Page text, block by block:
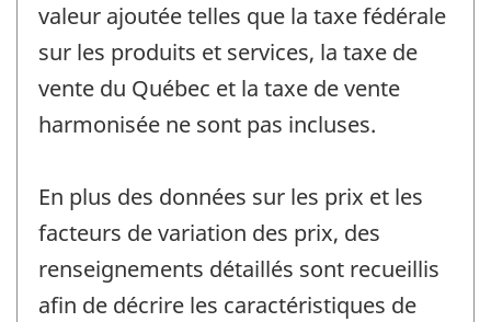
valeur ajoutée telles que la taxe fédérale
sur les produits et services, la taxe de
vente du Québec et la taxe de vente
harmonisée ne sont pas incluses.
En plus des données sur les prix et les
facteurs de variation des prix, des
renseignements détaillés sont recueillis
afin de décrire les caractéristiques de